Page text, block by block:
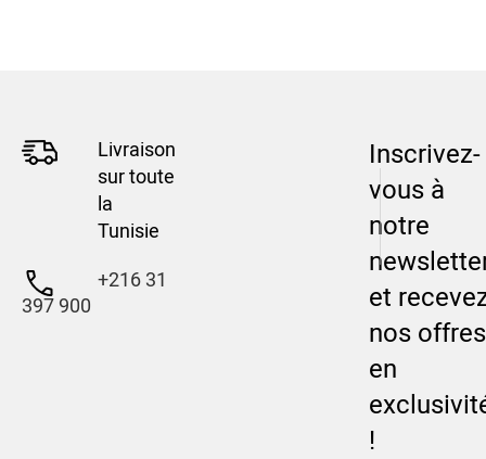
Livraison
sur toute
la
Tunisie
+216 31
397 900
Inscrivez-
vous à
notre
et
nos offres
en
!